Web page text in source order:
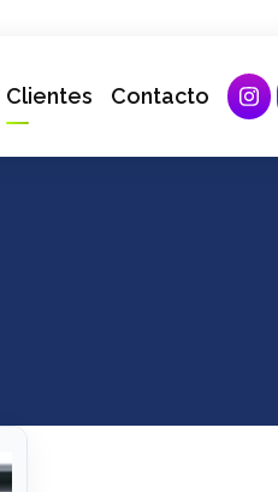
Clientes Contacto